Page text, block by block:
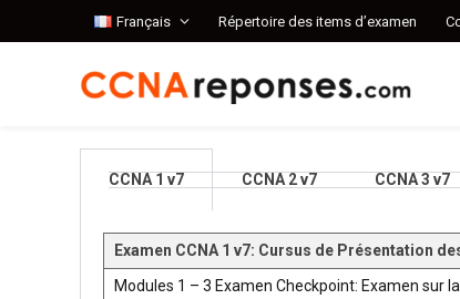
Français Répertoire des items d’examen
CCNA 1 v7 CCNA 2 v7 CCNA 3 v7
Examen CCNA 1 v7: Cursus de Présentation
Modules 1 – 3 Examen Checkpoint: Examen sur